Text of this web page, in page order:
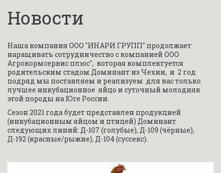
Новости
Наша компания ООО "ИНАРИ ГРУПП" продолжает
наращивать сотрудничество с компанией ООО
Агрокормсервис плюс",  которая комплектуется
родительским стадом Доминант из Чехии,  и  2 год
подряд мы поставляем и реализуем  для вас только
лучшее инкубационное  яйцо и суточный молодняк
этой породы на Юге России.
Сезон 2021 года будет представлен продукцией
(инкубационным яйцом и птицей) Доминант
следующих линий: Д-107 (голубые), Д-109 (чёрные),
Д-192 (красные/рыжие), Д-104 (суссекс).